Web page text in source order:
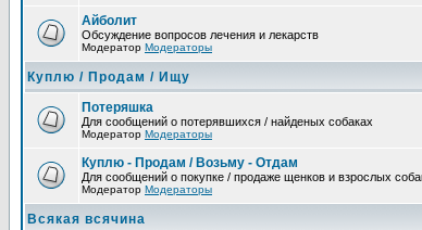
Айболит
Обсуждение вопросов лечения и лекарств
Модератор Модераторы
Куплю / Продам / Ищу
Потеряшка
Для сообщений о потерявшихся / найденых собаках
Модератор Модераторы
Куплю - Продам / Возьму - Отдам
Для сообщений о покупке / продаже щенков и взрослых
Модератор Модераторы
Всякая всячина